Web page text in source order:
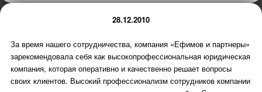
28.12.2010
За время нашего сотрудничества, компания «Ефимов и партнеры»
зарекомендовала себя как высокопрофессиональная юридическая
компания, которая оперативно и качественно решает вопросы
своих клиентов. Высокий профессионализм сотрудников компании